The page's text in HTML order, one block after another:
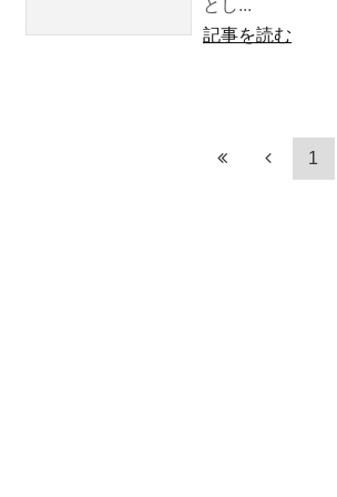
とし...
記事を読む
1